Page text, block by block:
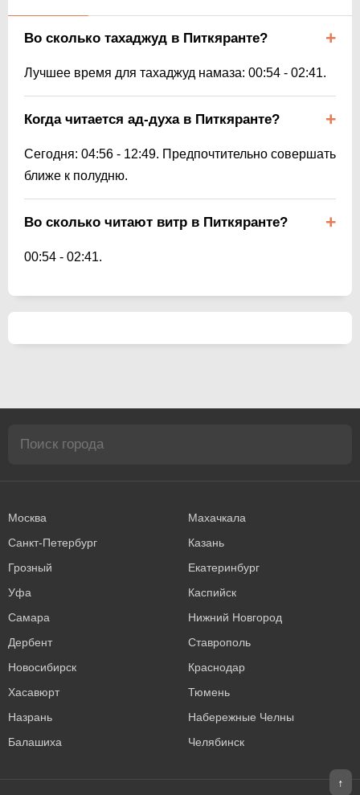
Во сколько тахаджуд в Питкяранте?
Лучшее время для тахаджуд намаза: 00:54 - 02:41.
Когда читается ад-духа в Питкяранте?
Сегодня: 04:56 - 12:49. Предпочтительно совершать
ближе к полудню.
Во сколько читают витр в Питкяранте?
00:54 - 02:41.
Москва
Махачкала
Санкт-Петербург
Казань
Грозный
Екатеринбург
Уфа
Каспийск
Самара
Нижний Новгород
Дербент
Ставрополь
Новосибирск
Краснодар
Хасавюрт
Тюмень
Назрань
Набережные Челны
Балашиха
Челябинск
↑